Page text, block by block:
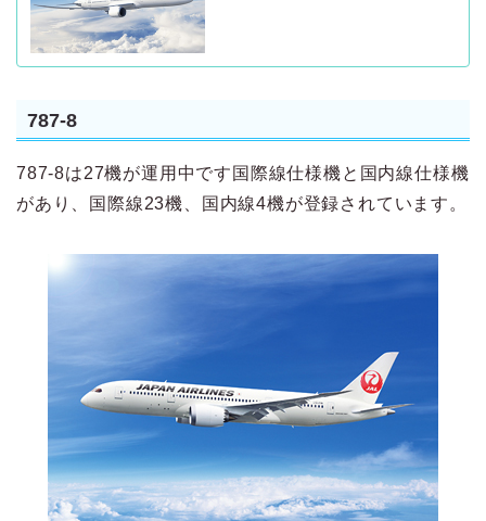
787-8
787-8は27機が運用中です国際線仕様機と国内線仕様機
があり、国際線23機、国内線4機が登録されています。